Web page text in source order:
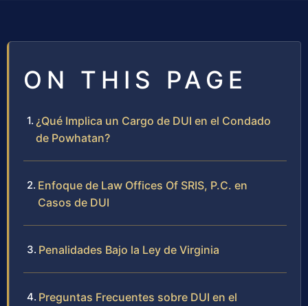
ON THIS PAGE
¿Qué Implica un Cargo de DUI en el Condado
de Powhatan?
Enfoque de Law Offices Of SRIS, P.C. en
Casos de DUI
Penalidades Bajo la Ley de Virginia
Preguntas Frecuentes sobre DUI en el